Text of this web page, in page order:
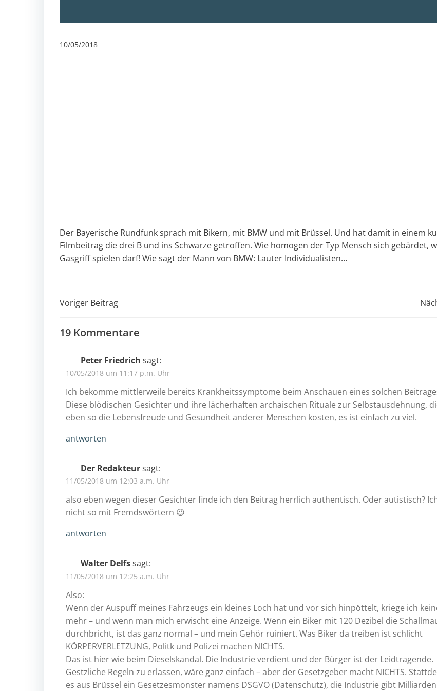
10/05/2018
Der Bayerische Rundfunk sprach mit Bikern, mit BMW und mit Brüssel. Und hat damit in einem
Filmbeitrag die drei B und ins Schwarze getroffen. Wie homogen der Typ Mensch sich gebärdet,
Gasgriff spielen darf! Wie sagt der Mann von BMW: Lauter Individualisten…
Post
navigation
Voriger Beitrag
19 Kommentare
Peter Friedrich sagt:
10/05/2018 um 11:17 p.m. Uhr
Ich bekomme mittlerweile bereits Krankheitssymptome beim Anschauen eines solchen
Diese blödischen Gesichter und ihre lächerhaften archaischen Rituale zur Selbstausdehnung,
eben so die Lebensfreude und Gesundheit anderer Menschen kosten, es ist einfach zu viel.
antworten
Der Redakteursagt:
11/05/2018 um 12:03 a.m. Uhr
also eben wegen dieser Gesichter finde ich den Beitrag herrlich authentisch. Oder autistisch?
nicht so mit Fremdswörtern 😉
antworten
Walter Delfssagt:
11/05/2018 um 12:25 a.m. Uhr
Also:
Wenn der Auspuff meines Fahrzeugs ein kleines Loch hat und vor sich hinpöttelt, kriege ich
mehr – und wenn man mich erwischt eine Anzeige. Wenn ein Biker mit 120 Dezibel die
durchbricht, ist das ganz normal – und mein Gehör ruiniert. Was Biker da treiben ist schlicht
KÖRPERVERLETZUNG, Politk und Polizei machen NICHTS.
Das ist hier wie beim Dieselskandal. Die Industrie verdient und der Bürger ist der Leidtragende.
Gestzliche Regeln zu erlassen, wäre ganz einfach – aber der Gesetzgeber macht NICHTS.
es aus Brüssel ein Gesetzesmonster namens DSGVO (Datenschutz), die Industrie gibt